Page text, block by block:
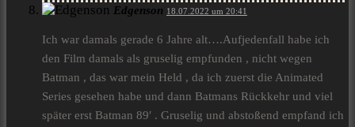
Edgenson 18.07.2022 um 20:41
Ich war damals gerade 6 Jahre alt….Aufjedenfall habe ich
den Film damals als gruselig empfunden , nicht wegen
Batman , das war mein Held , da ich zuerst die Animated
Series gesehen habe und dann Batmans Rückkehr und viel
später erst Batman 89′ . Gruselig und abstoßend empfand ich